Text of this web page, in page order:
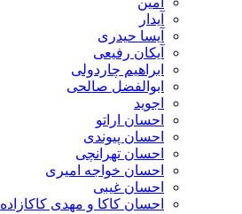
آیدار
آیسا حیدری
آیکان رفیعی
ابراهیم چاردولی
ابوالفضل صالحی
اجوید
احسان اراتو
احسان پیوندی
احسان تهرانچی
احسان خواجه امیری
احسان غیبی
احسان کاکا و مهدی کاکازاده